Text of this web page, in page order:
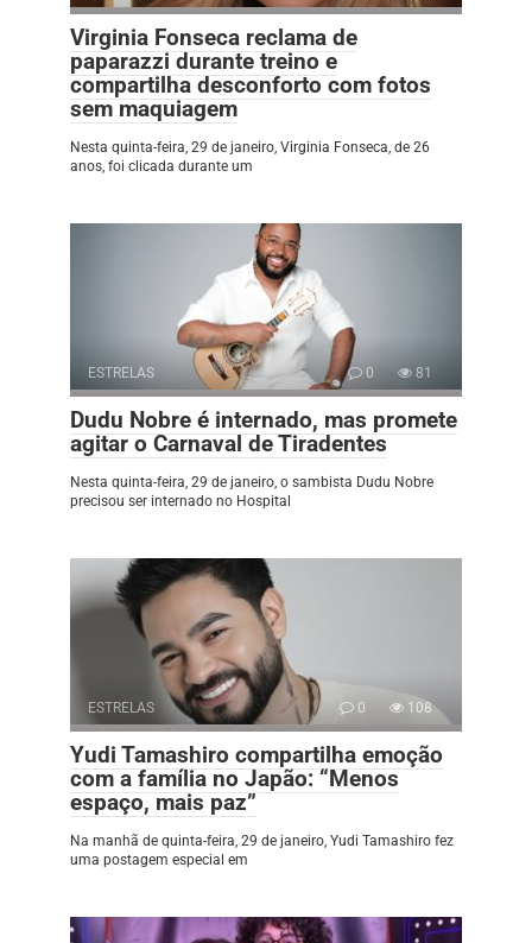
Virginia Fonseca reclama de
paparazzi durante treino e
compartilha desconforto com fotos
sem maquiagem
Nesta quinta-feira, 29 de janeiro, Virginia Fonseca, de 26
anos, foi clicada durante um
ESTRELAS 0 81
Dudu Nobre é internado, mas promete
agitar o Carnaval de Tiradentes
Nesta quinta-feira, 29 de janeiro, o sambista Dudu Nobre
precisou ser internado no Hospital
ESTRELAS 0 108
Yudi Tamashiro compartilha emoção
com a família no Japão: “Menos
espaço, mais paz”
Na manhã de quinta-feira, 29 de janeiro, Yudi Tamashiro fez
uma postagem especial em